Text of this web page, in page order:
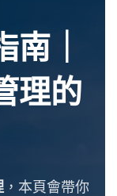
｜
理的
，本頁會帶你